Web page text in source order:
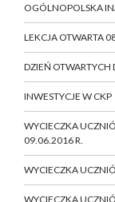
OGÓLNOPOLSKA
LEKCJA OTWARTA
DZIEŃ OTWARTYCH
INWESTYCJE W CKP
WYCIECZKA
09.06.2016 R.
WYCIECZKA
WYCIECZKA